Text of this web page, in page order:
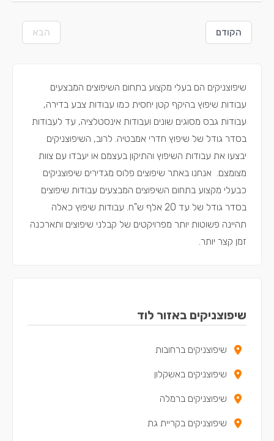
הקודם הבא
שיפוצניקים הם בעלי מקצוע בתחום השיפוצים המבצעים
עבודות שיפוץ בהיקף קטן יחסית כמו עבודות צבע בדירה,
עבודות גבס מסוגים שונים ועבודות אינסטלציה, עד לעבודות
בסדר גודל של שיפוץ חדרי אמבטיה. לרוב, השיפוצניקים
יבצעו את עבודות השיפוץ והתיקון בעצמם או יעבדו עם צוות
מצומצם. אנחנו באתר שיפוצים פלוס מגדירים שיפוצניקים
כבעלי מקצוע בתחום השיפוצים המבצעים עבודות שיפוצים
בסדר גודל של עד 20 אלף ש"ח. עבודות שיפוץ כאלה
תהיינה פשוטות יותר מפרויקטים של קבלני שיפוצים ותארכנה
זמן קצר יותר.
שיפוצניקים באזור לוד
שיפוצניקים ברחובות
שיפוצניקים באשקלון
שיפוצניקים ברמלה
שיפוצניקים בקריית גת